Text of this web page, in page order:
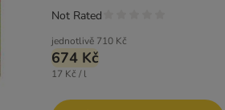
jednotlivě 710 Kč
674 Kč
17 Kč / l
Not Rated